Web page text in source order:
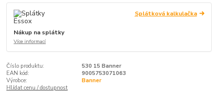
Splátková kalkulačka
Nákup na splátky
Více informací
Číslo produktu:
530 15 Banner
EAN kód:
9005753071063
Výrobce:
Banner
Hlídat cenu / dostupnost